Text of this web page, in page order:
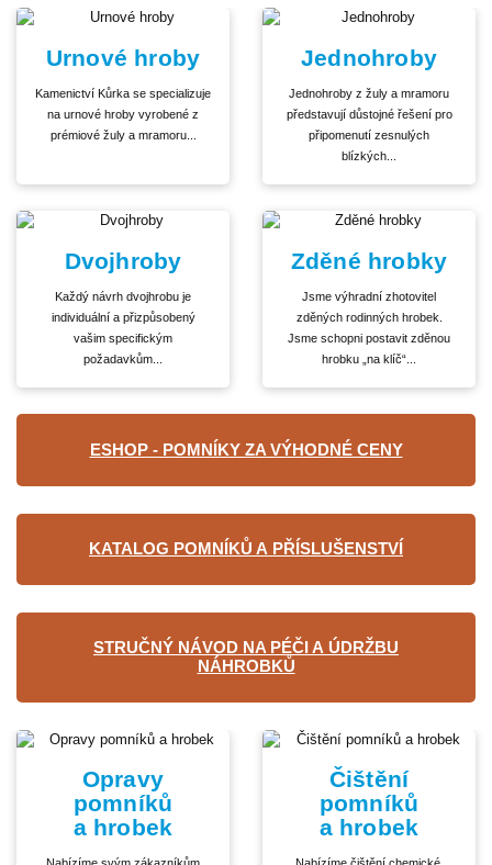
Urnové hroby
Kamenictví Kůrka se specializuje
na urnové hroby vyrobené z
prémiové žuly a mramoru...
Jednohroby
Jednohroby z žuly a mramoru
představují důstojné řešení pro
připomenutí zesnulých
blízkých...
Dvojhroby
Každý návrh dvojhrobu je
individuální a přizpůsobený
vašim specifickým
požadavkům...
Zděné hrobky
Jsme výhradní zhotovitel
zděných rodinných hrobek.
Jsme schopni postavit zděnou
hrobku „na klíč“...
ESHOP - POMNÍKY ZA VÝHODNÉ CENY
KATALOG POMNÍKŮ A PŘÍSLUŠENSTVÍ
STRUČNÝ NÁVOD NA PÉČI A ÚDRŽBU
NÁHROBKŮ
Opravy
pomníků
a hrobek
Čištění
pomníků
a hrobek